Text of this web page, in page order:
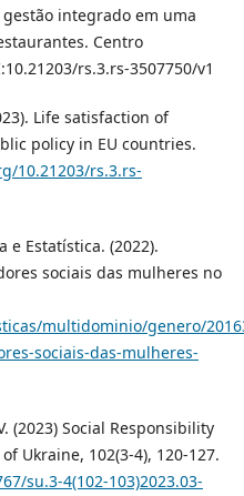
integrado em uma
Centro
rs.3.rs-3507750/v1
Life satisfaction of
policy in EU countries.
10.21203/rs.3.rs-
Estatística. (2022).
sociais das mulheres no
multidominio/genero/
sociais-das-mulheres-
(2023) Social Responsibility
Ukraine, 102(3-4), 120-127.
su.3-4(102-103)2023.03-